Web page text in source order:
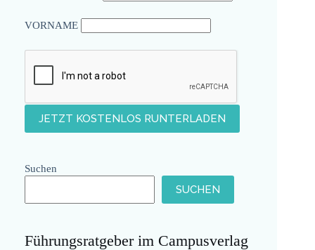
VORNAME
Suchen
SUCHEN
Führungsratgeber im Campusverlag